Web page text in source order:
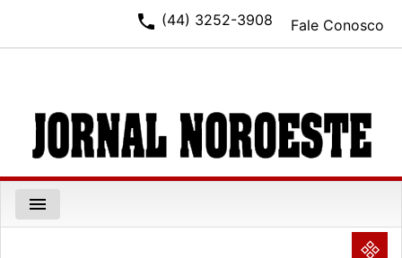
Fale Conosco
phone (44) 3252-3908
menu
NULL